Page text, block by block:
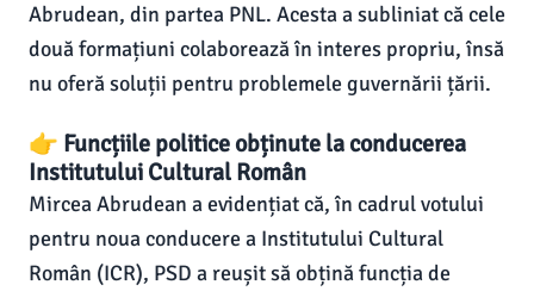
Abrudean, din partea PNL. Acesta a subliniat că cele
două formațiuni colaborează în interes propriu, însă
nu oferă soluții pentru problemele guvernării țării.
👉 Funcțiile politice obținute la conducerea
Institutului Cultural Român
Mircea Abrudean a evidențiat că, în cadrul votului
pentru noua conducere a Institutului Cultural
Român (ICR), PSD a reușit să obțină funcția de